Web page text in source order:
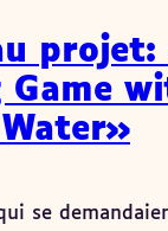
projet:
Game
se